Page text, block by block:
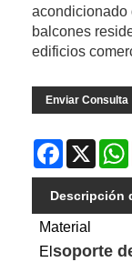
acondicionado
balcones
edificios
Enviar Consulta
Facebook
X
Descripción
Material
El soporte